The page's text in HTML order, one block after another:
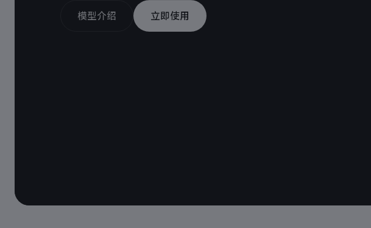
模型介绍
立即使用